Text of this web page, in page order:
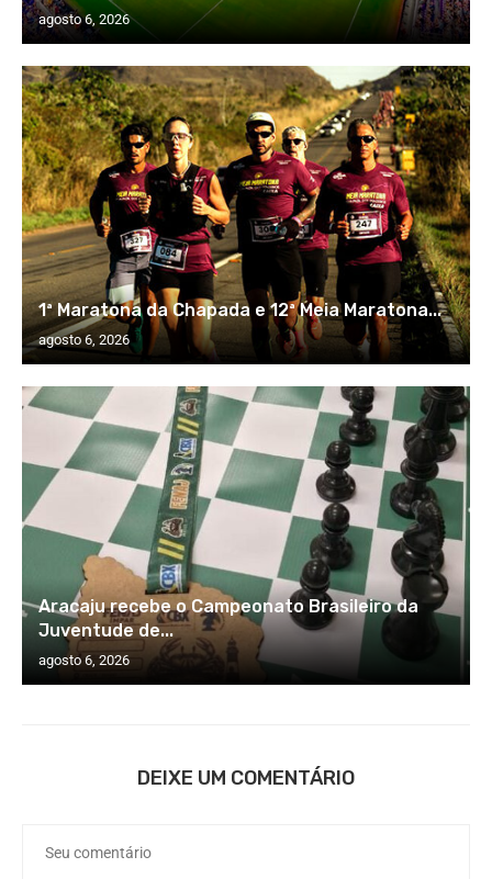
agosto 6, 2026
1ª Maratona da Chapada e 12ª Meia Maratona...
agosto 6, 2026
Aracaju recebe o Campeonato Brasileiro da
Juventude de...
agosto 6, 2026
DEIXE UM COMENTÁRIO